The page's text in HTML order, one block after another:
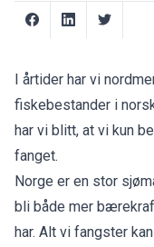
I årtider har vi
fiskebestander i
har vi blitt, at vi kun
fanget.
Norge er en stor
bli både mer
har. Alt vi fangster